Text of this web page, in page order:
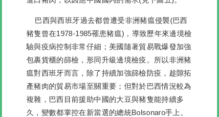
巴西與西班牙過去都曾遭受非洲豬瘟侵襲(巴西
豬隻曾在1978-1985罹患豬瘟)，導致歷年來邊境檢
驗與疫病控制非常仔細；美國隨著貿易戰爆發加強
包裹貨櫃的篩檢，形同升級邊境檢疫。所以非洲豬
瘟對西班牙而言，除了持續加強篩檢防疫，趁隙拓
產豬肉的貿易市場至關重要；但對於巴西情況較為
複雜，巴西目前援助中國的大豆與豬隻能持續多
久，變數都掌控在新當選的總統Bolsonaro手上。